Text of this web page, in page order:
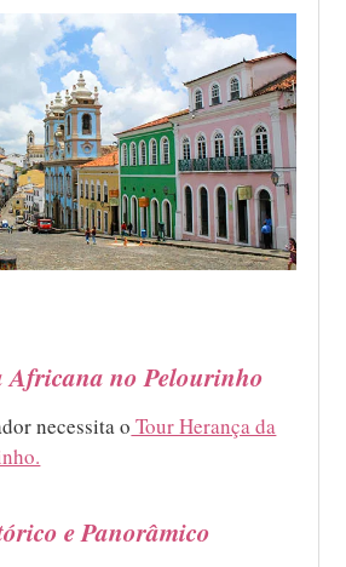
Africana no Pelourinho
necessita o Tour Herança da
e Panorâmico